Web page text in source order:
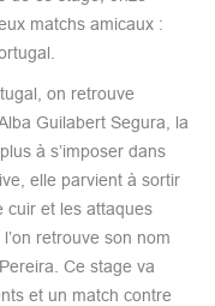
matchs amicaux :
on retrouve
Guilabert Segura, la
à s’imposer dans
elle parvient à sortir
cuir et les attaques
retrouve son nom
Ce stage va
et un match contre